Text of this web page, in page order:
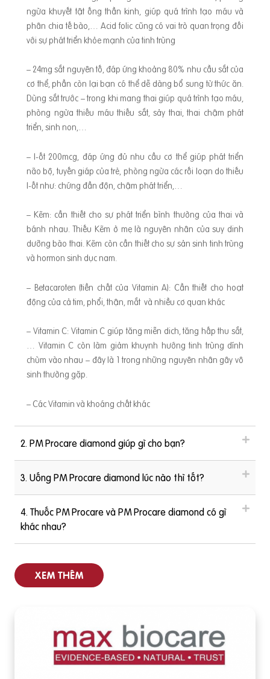
ngừa khuyết tật ống thần kinh, giúp quá trình tạo máu và
phân chia tế bào,… Acid folic cũng có vai trò quan trọng đối
với sự phát triển khỏe mạnh của tinh trùng
– 24mg sắt nguyên tố, đáp ứng khoảng 80% nhu cầu sắt của
cơ thể, phần còn lại bạn có thể dễ dàng bổ sung từ thức ăn.
Dùng sắt trước – trong khi mang thai giúp quá trình tạo máu,
phòng ngừa thiếu máu thiếu sắt, sảy thai, thai chậm phát
triển, sinh non,…
– I-ốt 200mcg, đáp ứng đủ nhu cầu cơ thể giúp phát triển
não bộ, tuyến giáp của trẻ, phòng ngừa các rối loạn do thiếu
I-ốt như: chứng đần độn, chậm phát triển,…
– Kẽm: cần thiết cho sự phát triển bình thường của thai và
bánh nhau. Thiếu Kẽm ở mẹ là nguyên nhân của suy dinh
dưỡng bào thai. Kẽm còn cần thiết cho sự sản sinh tinh trùng
và hormon sinh dục nam.
– Betacaroten (tiền chất của Vitamin A): Cần thiết cho hoạt
động của cả tim, phổi, thận, mắt và nhiều cơ quan khác
– Vitamin C: Vitamin C giúp tăng miễn dich, tăng hấp thu sắt,
… Vitamin C còn làm giảm khuynh hướng tinh trùng dính
chùm vào nhau – đây là 1 trong những nguyên nhân gây vô
sinh thường gặp.
– Các Vitamin và khoáng chất khác
2. PM Procare diamond giúp gì cho bạn?
3. Uống PM Procare diamond lúc nào thì tốt?
4. Thuốc PM Procare và PM Procare diamond có gì
khác nhau?
XEM THÊM